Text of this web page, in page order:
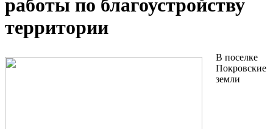
работы по благоустройству
территории
В поселке
Покровские
земли